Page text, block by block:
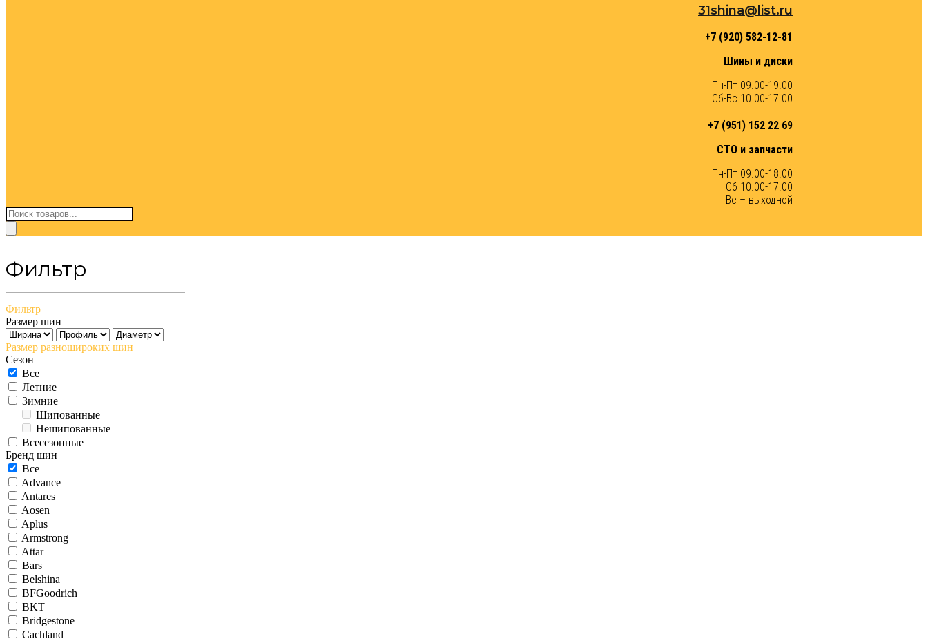
31shina@list.ru
+7 (920) 582-12-81
Шины и диски
Пн-Пт 09.00-19.00
Сб-Вс 10.00-17.00
+7 (951) 152 22 69
СТО и запчасти
Пн-Пт 09.00-18.00
Сб 10.00-17.00
Вс – выходной
Поиск
товаров
Фильтр
Фильтр
Размер шин
Размер разношироких шин
Сезон
Все
Летние
Зимние
Шипованные
Нешипованные
Всесезонные
Бренд шин
Все
Advance
Antares
Aosen
Aplus
Armstrong
Attar
Bars
Belshina
BFGoodrich
BKT
Bridgestone
Cachland